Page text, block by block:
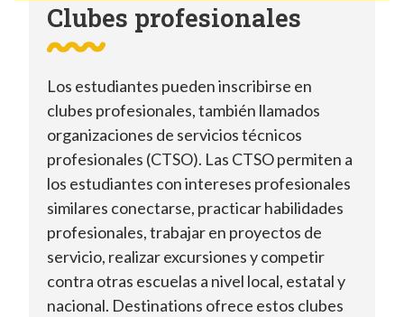
Clubes profesionales
Los estudiantes pueden inscribirse en
clubes profesionales, también llamados
organizaciones de servicios técnicos
profesionales (CTSO). Las CTSO permiten a
los estudiantes con intereses profesionales
similares conectarse, practicar habilidades
profesionales, trabajar en proyectos de
servicio, realizar excursiones y competir
contra otras escuelas a nivel local, estatal y
nacional. Destinations ofrece estos clubes